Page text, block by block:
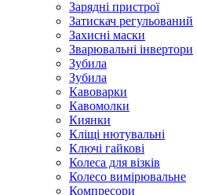
Зарядні пристрої
Затискач регульований
Захисні маски
Зварювальні інвертори
Зубила
Зубила
Кавоварки
Кавомолки
Киянки
Кліщі нютувальні
Ключі гайкові
Колеса для візків
Колесо вимірювальне
Компресори